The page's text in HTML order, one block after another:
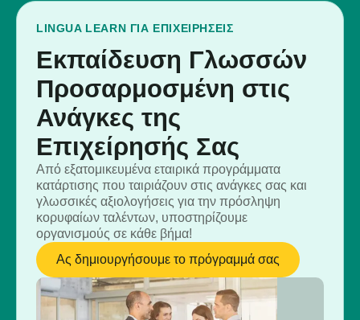
LINGUA LEARN ΓΙΑ ΕΠΙΧΕΙΡΉΣΕΙΣ
Εκπαίδευση Γλωσσών
Προσαρμοσμένη στις
Ανάγκες της
Επιχείρησής Σας
Από εξατομικευμένα εταιρικά προγράμματα
κατάρτισης που ταιριάζουν στις ανάγκες σας και
γλωσσικές αξιολογήσεις για την πρόσληψη
κορυφαίων ταλέντων, υποστηρίζουμε
οργανισμούς σε κάθε βήμα!
Ας δημιουργήσουμε το πρόγραμμά σας